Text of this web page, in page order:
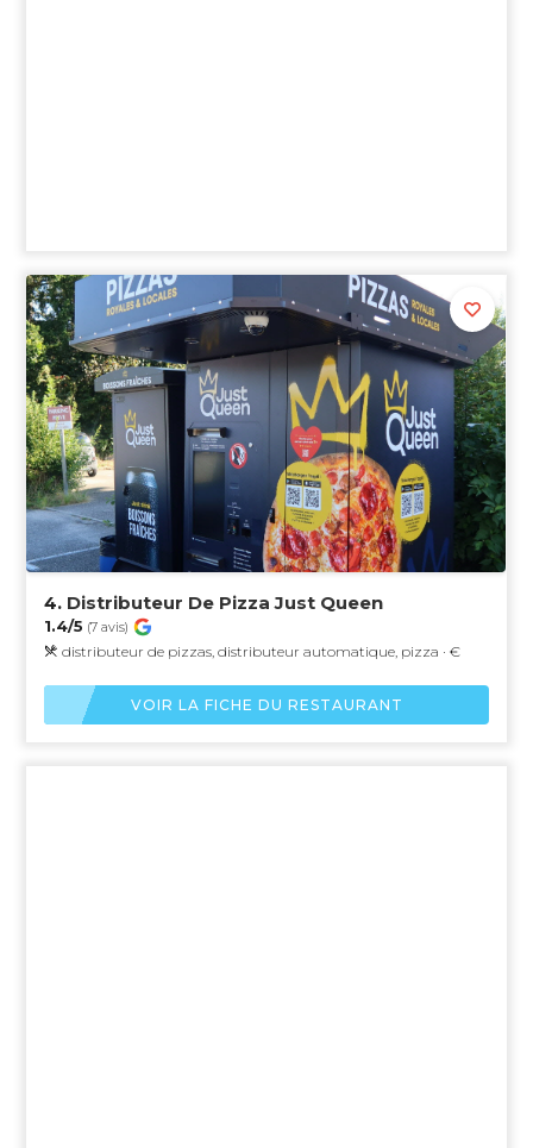
4. Distributeur De Pizza Just Queen
1.4/5 (7 avis)
distributeur de pizzas, distributeur automatique, pizza · €
VOIR LA FICHE DU RESTAURANT